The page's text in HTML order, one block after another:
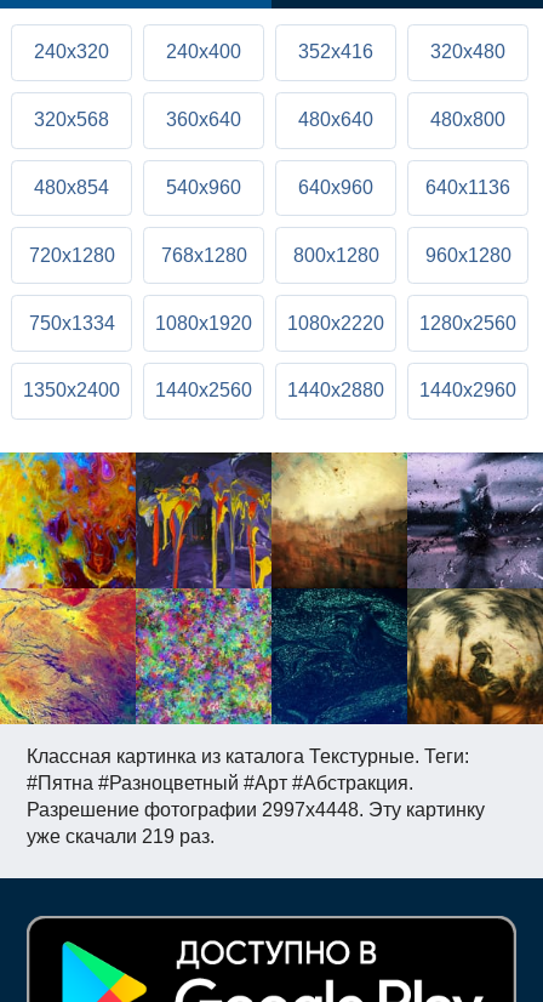
Классная картинка из каталога Текстурные. Теги:
#Пятна #Разноцветный #Арт #Абстракция.
Разрешение фотографии 2997x4448. Эту картинку
уже скачали 219 раз.
240x320 240x400 352x416 320x480
320x568 360x640 480x640 480x800
480x854 540x960 640x960 640x1136
720x1280 768x1280 800x1280 960x1280
750x1334 1080x1920 1080x2220 1280x2560
1350x2400 1440x2560 1440x2880 1440x2960